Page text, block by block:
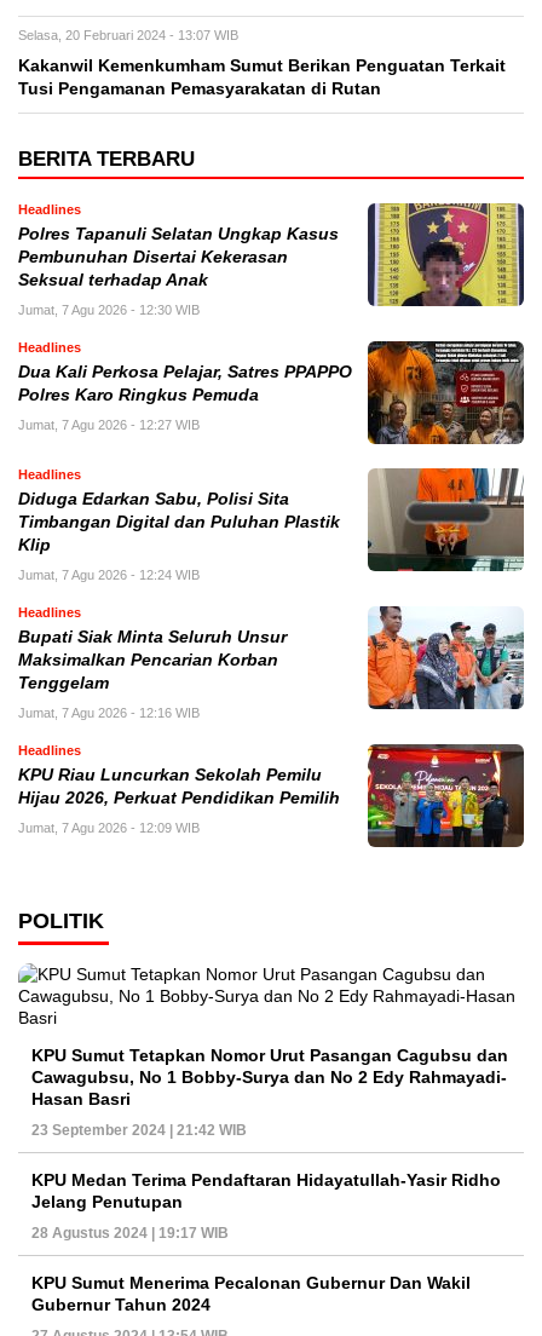
Selasa, 20 Februari 2024 - 13:07 WIB
Kakanwil Kemenkumham Sumut Berikan Penguatan Terkait
Tusi Pengamanan Pemasyarakatan di Rutan
BERITA TERBARU
Headlines
Polres Tapanuli Selatan Ungkap Kasus
Pembunuhan Disertai Kekerasan
Seksual terhadap Anak
Jumat, 7 Agu 2026 - 12:30 WIB
Headlines
Dua Kali Perkosa Pelajar, Satres PPAPPO
Polres Karo Ringkus Pemuda
Jumat, 7 Agu 2026 - 12:27 WIB
Headlines
Diduga Edarkan Sabu, Polisi Sita
Timbangan Digital dan Puluhan Plastik
Klip
Jumat, 7 Agu 2026 - 12:24 WIB
Headlines
Bupati Siak Minta Seluruh Unsur
Maksimalkan Pencarian Korban
Tenggelam
Jumat, 7 Agu 2026 - 12:16 WIB
Headlines
KPU Riau Luncurkan Sekolah Pemilu
Hijau 2026, Perkuat Pendidikan Pemilih
Jumat, 7 Agu 2026 - 12:09 WIB
POLITIK
KPU Sumut Tetapkan Nomor Urut Pasangan Cagubsu dan
Cawagubsu, No 1 Bobby-Surya dan No 2 Edy Rahmayadi-
Hasan Basri
23 September 2024 | 21:42 WIB
KPU Medan Terima Pendaftaran Hidayatullah-Yasir Ridho
Jelang Penutupan
28 Agustus 2024 | 19:17 WIB
KPU Sumut Menerima Pecalonan Gubernur Dan Wakil
Gubernur Tahun 2024